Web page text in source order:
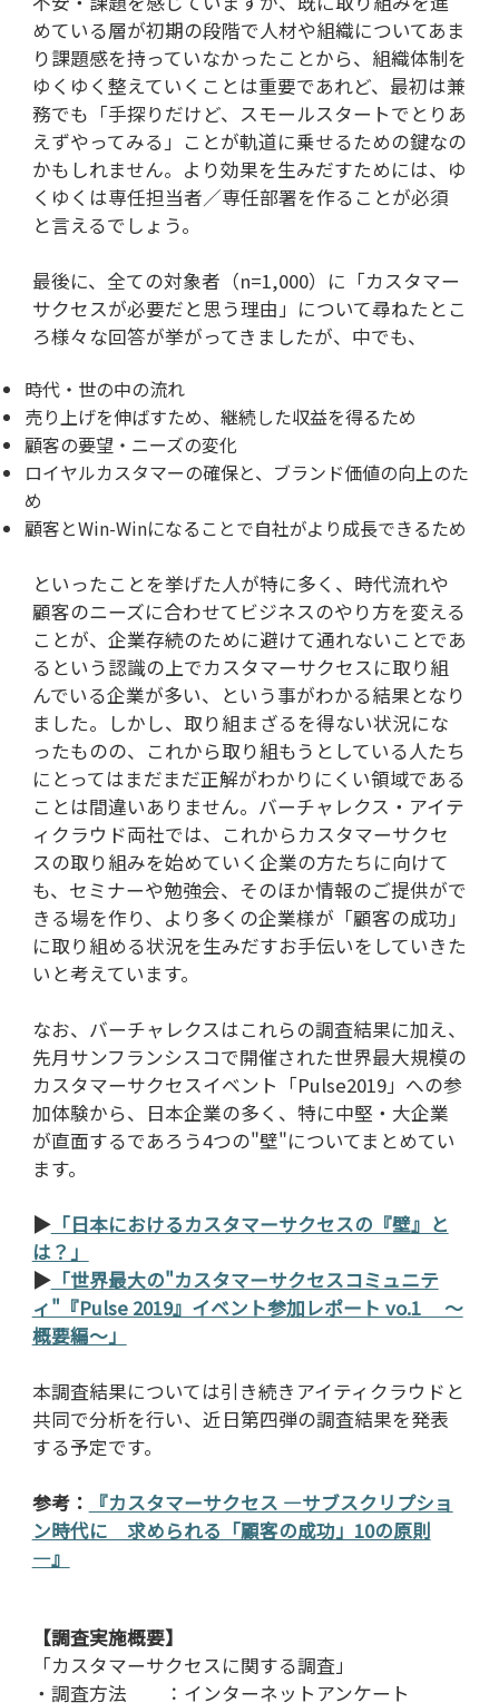
めている層が初期の段階で人材や組織についてあま
り課題感を持っていなかったことから、組織体制を
ゆくゆく整えていくことは重要であれど、最初は兼
務でも「手探りだけど、スモールスタートでとりあ
えずやってみる」ことが軌道に乗せるための鍵なの
かもしれません。より効果を生みだすためには、ゆ
くゆくは専任担当者／専任部署を作ることが必須
と言えるでしょう。
最後に、全ての対象者（n=1,000）に「カスタマー
サクセスが必要だと思う理由」について尋ねたとこ
ろ様々な回答が挙がってきましたが、中でも、
時代・世の中の流れ
売り上げを伸ばすため、継続した収益を得るため
顧客の要望・ニーズの変化
ロイヤルカスタマーの確保と、ブランド価値の向上のた
め
顧客とWin-Winになることで自社がより成長できるため
といったことを挙げた人が特に多く、時代流れや
顧客のニーズに合わせてビジネスのやり方を変える
ことが、企業存続のために避けて通れないことであ
るという認識の上でカスタマーサクセスに取り組
んでいる企業が多い、という事がわかる結果となり
ました。しかし、取り組まざるを得ない状況にな
ったものの、これから取り組もうとしている人たち
にとってはまだまだ正解がわかりにくい領域である
ことは間違いありません。バーチャレクス・アイテ
ィクラウド両社では、これからカスタマーサクセ
スの取り組みを始めていく企業の方たちに向けて
も、セミナーや勉強会、そのほか情報のご提供がで
きる場を作り、より多くの企業様が「顧客の成功」
に取り組める状況を生みだすお手伝いをしていきた
いと考えています。
なお、バーチャレクスはこれらの調査結果に加え、
先月サンフランシスコで開催された世界最大規模の
カスタマーサクセスイベント「Pulse2019」への参
加体験から、日本企業の多く、特に中堅・大企業
が直面するであろう4つの"壁"についてまとめてい
ます。
▶「日本におけるカスタマーサクセスの『壁』と
は？」
▶「世界最大の"カスタマーサクセスコミュニテ
ィ"『Pulse 2019』イベント参加レポート vo.1 ～
概要編～」
本調査結果については引き続きアイティクラウドと
共同で分析を行い、近日第四弾の調査結果を発表
する予定です。
参考：
『カスタマーサクセス ―サブスクリプショ
ン時代に 求められる「顧客の成功」10の原則
―』
【調査実施概要】
「カスタマーサクセスに関する調査」
・調査方法 ：インターネットアンケート